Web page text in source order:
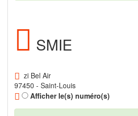
SMIE
zi Bel Air
97450 - Saint-Louis
Afficher le(s) numéro(s)